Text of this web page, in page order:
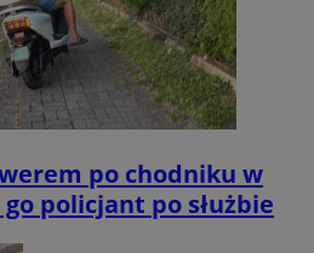
po chodniku w
policjant po służbie